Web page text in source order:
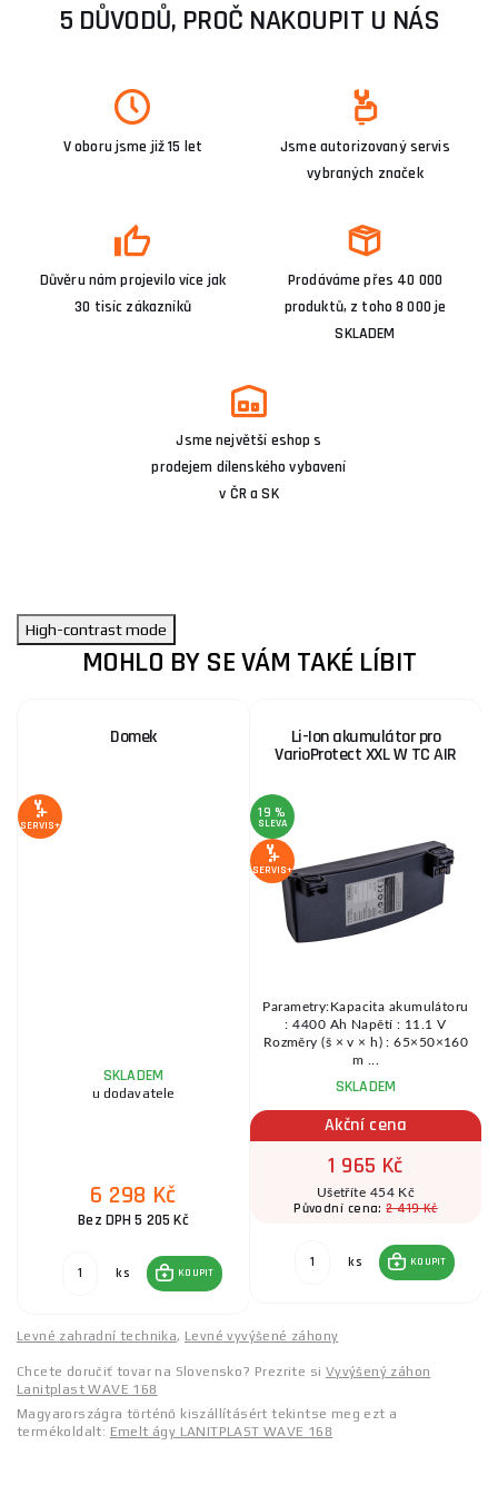
5 DŮVODŮ, PROČ NAKOUPIT U NÁS
V oboru jsme již 15 let
Jsme autorizovaný servis
vybraných značek
Důvěru nám projevilo více jak
30 tisíc zákazníků
Prodáváme přes 40 000
produktů, z toho 8 000 je
SKLADEM
Jsme největší eshop s
prodejem dílenského vybavení
v ČR a SK
High-contrast mode
MOHLO BY SE VÁM TAKÉ LÍBIT
Domek
SERVIS+
SKLADEM
u dodavatele
6 298 Kč
Bez DPH 5 205 Kč
ks KOUPIT
Li-Ion akumulátor pro
VarioProtect XXL W TC AIR
19 %
SLEVA
SERVIS+
Parametry:Kapacita akumulátoru
: 4400 Ah Napětí : 11.1 V
Rozměry (š × v × h) : 65×50×160
m ...
SKLADEM
Akční cena
1 965 Kč
Ušetříte 454 Kč
Původní cena:2 419 Kč
ks KOUPIT
Levné zahradní technika, Levné vyvýšené záhony
Chcete doručiť tovar na Slovensko? Prezrite si Vyvýšený záhon
Lanitplast WAVE 168
Magyarországra történő kiszállításért tekintse meg ezt a
termékoldalt: Emelt ágy LANITPLAST WAVE 168